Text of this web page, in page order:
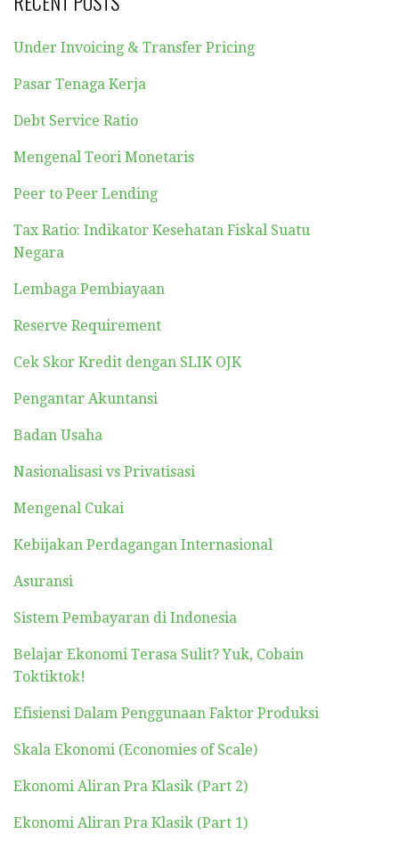
Under Invoicing & Transfer Pricing
Pasar Tenaga Kerja
Debt Service Ratio
Mengenal Teori Monetaris
Peer to Peer Lending
Tax Ratio: Indikator Kesehatan Fiskal Suatu
Negara
Lembaga Pembiayaan
Reserve Requirement
Cek Skor Kredit dengan SLIK OJK
Pengantar Akuntansi
Badan Usaha
Nasionalisasi vs Privatisasi
Mengenal Cukai
Kebijakan Perdagangan Internasional
Asuransi
Sistem Pembayaran di Indonesia
Belajar Ekonomi Terasa Sulit? Yuk, Cobain
Toktiktok!
Efisiensi Dalam Penggunaan Faktor Produksi
Skala Ekonomi (Economies of Scale)
Ekonomi Aliran Pra Klasik (Part 2)
Ekonomi Aliran Pra Klasik (Part 1)